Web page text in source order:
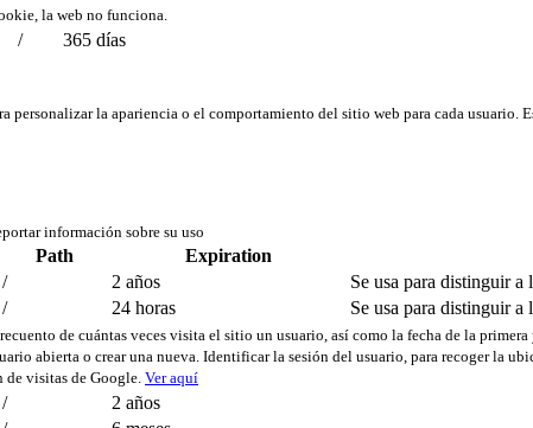
la web no funciona.
/ 365 días
personalizar la apariencia o el comportamiento del sitio web para cada
información sobre su uso
Path
Expiration
/ 2 años
Se usa para distinguir a
/ 24 horas Se usa para distinguir a
de cuántas veces visita el sitio un usuario, así como la fecha de la
abierta o crear una nueva. Identificar la sesión del usuario, para recoger la
visitas de Google. Ver aquí
/
2 años